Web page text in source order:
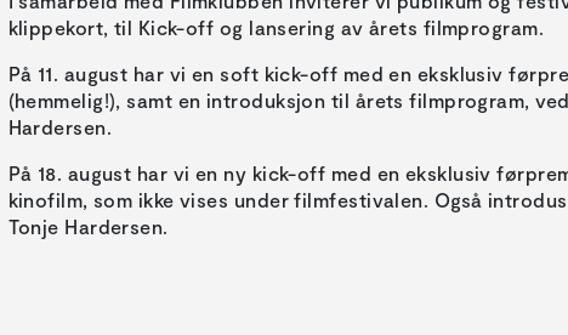
klippekort, til Kick-off og lansering av årets filmprogram.
På 11. august har vi en soft kick-off med en eksklusiv
(hemmelig!), samt en introduksjon til årets filmprogram,
Hardersen.
På 18. august har vi en ny kick-off med en eksklusiv
kinofilm, som ikke vises under filmfestivalen. Også
Tonje Hardersen.